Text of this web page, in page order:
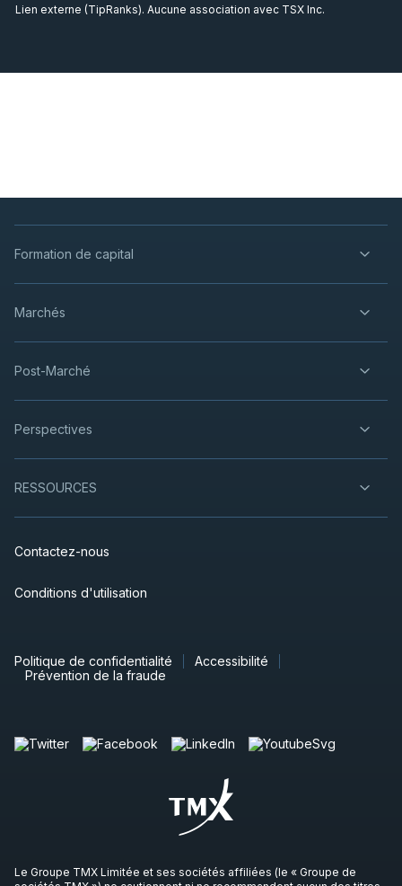
Lien externe (TipRanks). Aucune association avec TSX Inc.
Formation de capital
Marchés
Post-Marché
Perspectives
RESSOURCES
Contactez-nous
Conditions d'utilisation
Politique de confidentialité
Accessibilité
Prévention de la fraude
Le Groupe TMX Limitée et ses sociétés affiliées (le « Groupe de